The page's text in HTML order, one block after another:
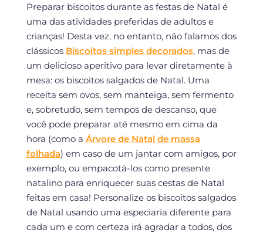
Preparar biscoitos durante as festas de Natal é
uma das atividades preferidas de adultos e
crianças! Desta vez, no entanto, não falamos dos
clássicos Biscoitos simples decorados, mas de
um delicioso aperitivo para levar diretamente à
mesa: os biscoitos salgados de Natal. Uma
receita sem ovos, sem manteiga, sem fermento
e, sobretudo, sem tempos de descanso, que
você pode preparar até mesmo em cima da
hora (como a Árvore de Natal de massa
folhada) em caso de um jantar com amigos, por
exemplo, ou empacotá-los como presente
natalino para enriquecer suas cestas de Natal
feitas em casa! Personalize os biscoitos salgados
de Natal usando uma especiaria diferente para
cada um e com certeza irá agradar a todos, dos